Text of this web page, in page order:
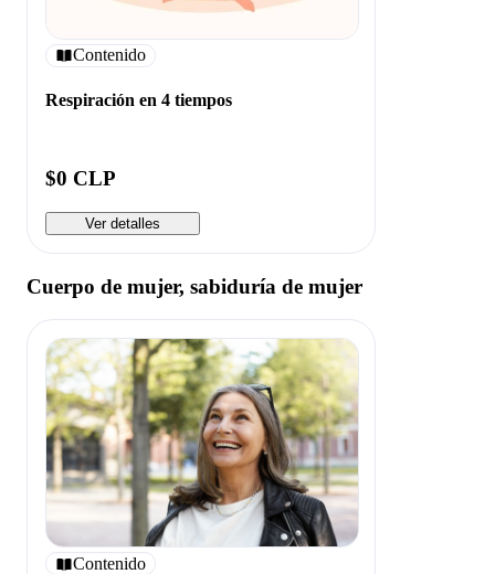
Contenido
Respiración en 4 tiempos
$0 CLP
Ver detalles
Cuerpo de mujer, sabiduría de mujer
Contenido